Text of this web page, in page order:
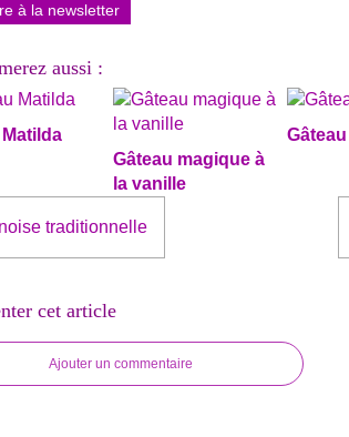
à la newsletter
aussi :
Gâteau magique à
la vanille
traditionnelle
cet article
Ajouter un commentaire